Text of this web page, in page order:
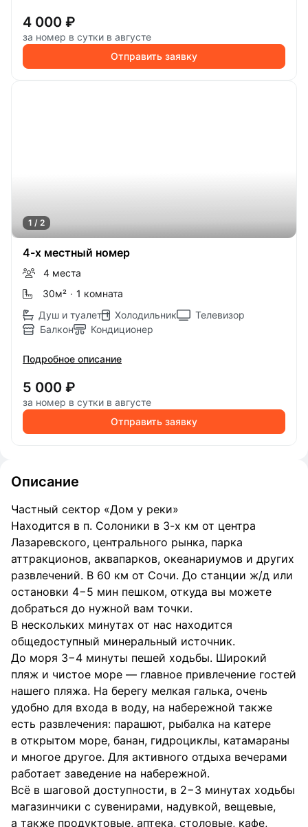
4 000 ₽
за номер в сутки в августе
Отправить заявку
1 / 2
4-х местный номер
4 места
30м² · 1 комната
Душ и туалет
Холодильник
Телевизор
Балкон
Кондиционер
Подробное описание
5 000 ₽
за номер в сутки в августе
Отправить заявку
Описание
Частный сектор «Дом у реки»
Находится в п. Солоники в 3-х км от центра
Лазаревского, центрального рынка, парка
аттракционов, аквапарков, океанариумов и других
развлечений. В 60 км от Сочи. До станции ж/д или
остановки 4−5 мин пешком, откуда вы можете
добраться до нужной вам точки.
В нескольких минутах от нас находится
общедоступный минеральный источник.
До моря 3−4 минуты пешей ходьбы. Широкий
пляж и чистое море — главное привлечение гостей
нашего пляжа. На берегу мелкая галька, очень
удобно для входа в воду, на набережной также
есть развлечения: парашют, рыбалка на катере
в открытом море, банан, гидроциклы, катамараны
и многое другое. Для активного отдыха вечерами
работает заведение на набережной.
Всё в шаговой доступности, в 2−3 минутах ходьбы
магазинчики с сувенирами, надувкой, вещевые,
а также продуктовые, аптека, столовые, кафе,